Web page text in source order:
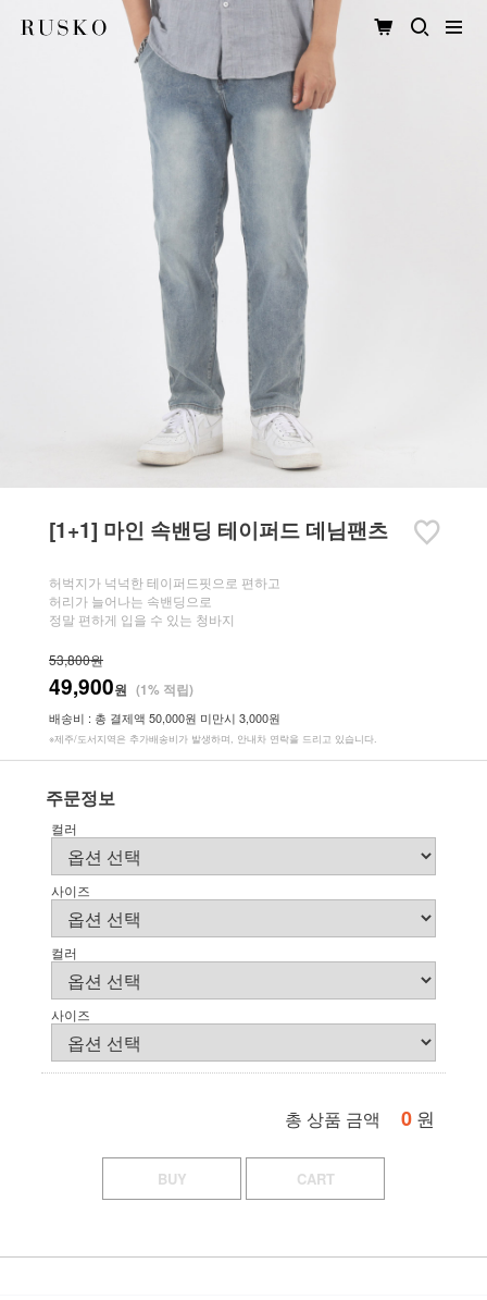
[1+1] 마인 속밴딩 테이퍼드 데님팬츠
허벅지가 넉넉한 테이퍼드핏으로 편하고
허리가 늘어나는 속밴딩으로
정말 편하게 입을 수 있는 청바지
53,800원
49,900원 (1% 적립)
배송비 : 총 결제액 50,000원 미만시 3,000원
※제주/도서지역은 추가배송비가 발생하며, 안내차 연락을 드리고 있습니다.
주문정보
컬러
사이즈
컬러
사이즈
총 상품 금액 0 원
BUY CART